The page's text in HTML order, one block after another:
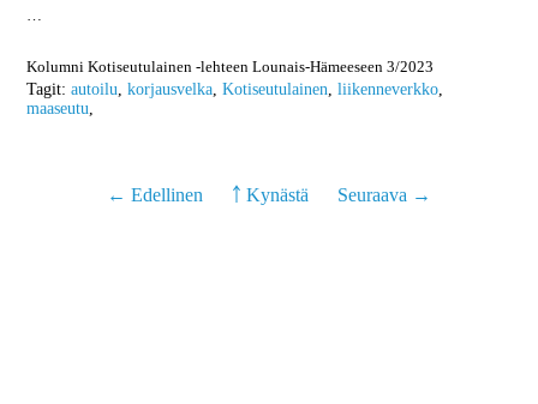
…
Kolumni Kotiseutulainen -lehteen Lounais-Hämeeseen 3/2023
Tagit:autoilu,korjausvelka,Kotiseutulainen,liikenneverkko,
maaseutu,
← Edellinen ￪ Kynästä Seuraava →